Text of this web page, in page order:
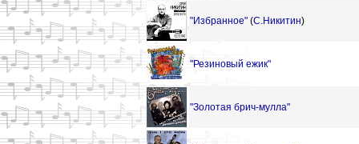
"Избранное" (С.Никитин)
"Резиновый ежик"
"Золотая брич-мулла"